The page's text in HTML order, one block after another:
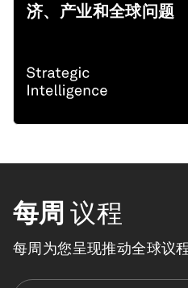
济、产业和全球问题
每周 议程
每周为您呈现推动全球议